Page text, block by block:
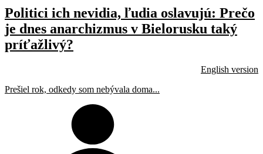
Politici ich nevidia, ľudia oslavujú: Prečo
je dnes anarchizmus v Bielorusku taký
príťažlivý?
English version
Prešiel rok, odkedy som nebývala doma...